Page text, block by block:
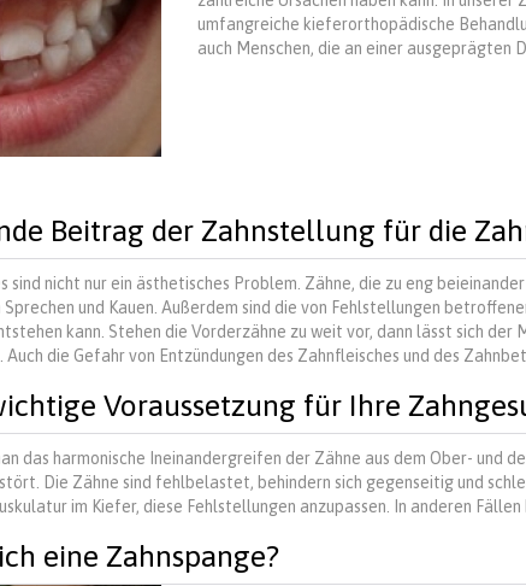
umfangreiche kieferorthopädische
auch Menschen, die an einer ausgeprägten
Beitrag der Zahnstellung für die
sind nicht nur ein ästhetisches Problem. Zähne, die zu eng
Sprechen und Kauen. Außerdem sind die von Fehlstellungen
kann. Stehen die Vorderzähne zu weit vor, dann lässt sich der
die Gefahr von Entzündungen des Zahnfleisches und des
Voraussetzung für Ihre
das harmonische Ineinandergreifen der Zähne aus dem Ober- und
Die Zähne sind fehlbelastet, behindern sich gegenseitig und
im Kiefer, diese Fehlstellungen anzupassen. In anderen
eine Zahnspange?